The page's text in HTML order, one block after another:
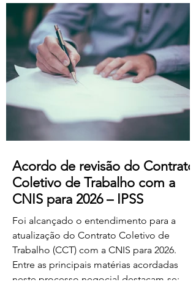
professores dos ensinos básico e
secundário profissionalizados; Aumento
do subsídio de refeição para os 5,50€.
Estas alterações produzem efeitos
retroativos a janeiro de 2026, aguardando-
se a sua publicação no Boletim
Acordo de revisão do Contrato
Coletivo de Trabalho com a
CNIS para 2026 – IPSS
Foi alcançado o entendimento para a
atualização do Contrato Coletivo de
Trabalho (CCT) com a CNIS para 2026.
Entre as principais matérias acordadas
neste processo negocial destacam-se: